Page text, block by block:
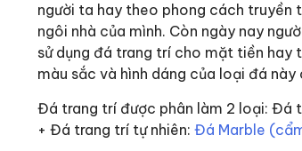
người ta hay theo phong cách truyền
ngôi nhà của mình. Còn ngày nay
sử dụng đá trang trí cho mặt tiền hay
màu sắc và hình dáng của loại đá
Đá trang trí được phân làm 2 loại: Đá
+ Đá trang trí tự nhiên: Đá Marble